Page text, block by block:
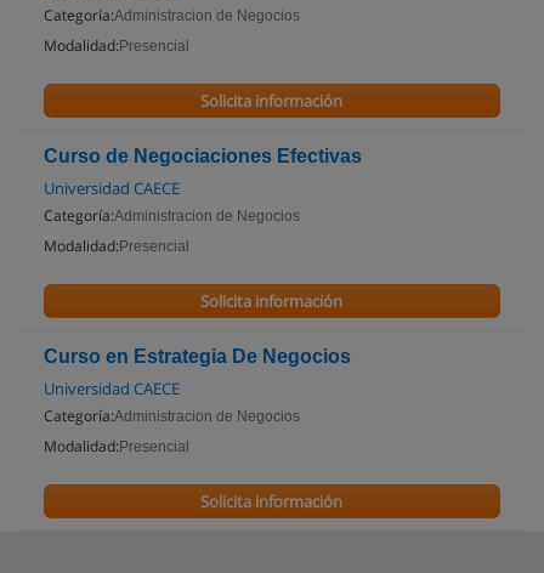
Categoría:Administracion de Negocios
Modalidad: Presencial
Solicita información
Curso de Negociaciones Efectivas
Universidad CAECE
Categoría:Administracion de Negocios
Modalidad: Presencial
Solicita información
Curso en Estrategia De Negocios
Universidad CAECE
Categoría:Administracion de Negocios
Modalidad: Presencial
Solicita información